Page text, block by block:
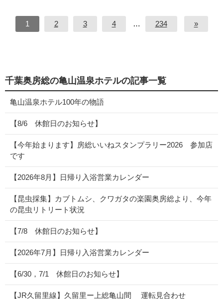
1 2 3 4 … 234 »
千葉奥房総の亀山温泉ホテルの記事一覧
亀山温泉ホテル100年の物語
【8/6 休館日のお知らせ】
【今年始まります】房総いいねスタンプラリー2026 参加店
です
【2026年8月】日帰り入浴営業カレンダー
【昆虫採集】カブトムシ、クワガタの楽園奥房総より、今年
の昆虫リトリート状況
【7/8 休館日のお知らせ】
【2026年7月】日帰り入浴営業カレンダー
【6/30，7/1 休館日のお知らせ】
【JR久留里線】久留里ー上総亀山間 運転見合わせ